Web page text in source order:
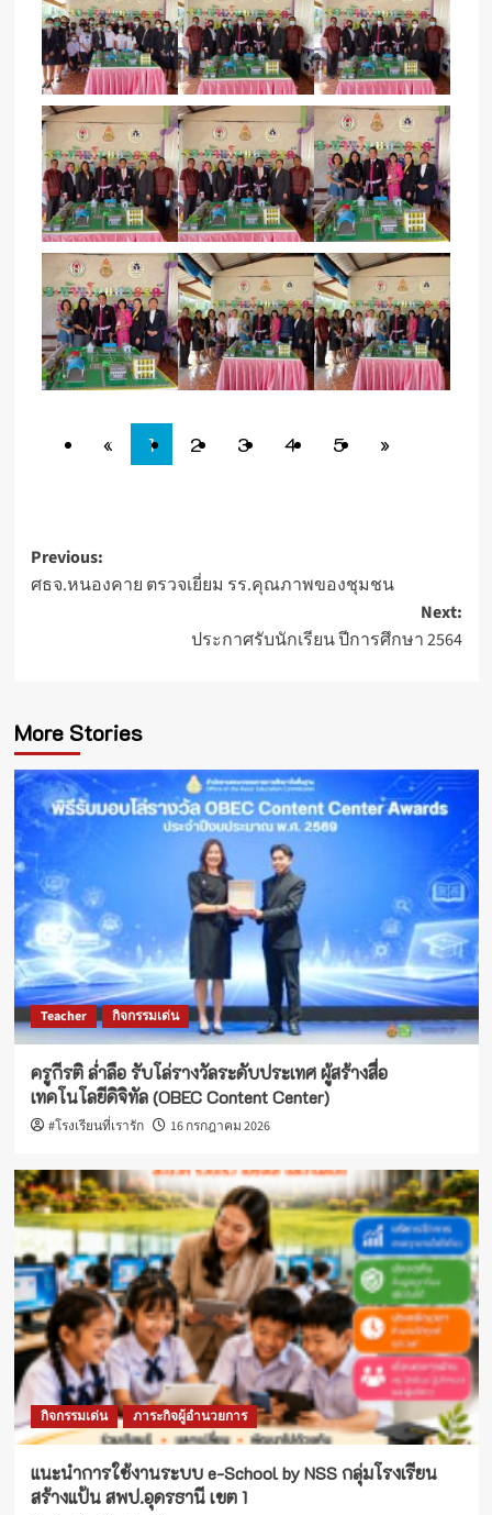
« 1 2 3 4 5 »
Post
navigation
Previous:
ศธจ.หนองคาย ตรวจเยี่ยม รร.คุณภาพของชุมชน
Next:
ประกาศรับนักเรียน ปีการศึกษา 2564
More Stories
Teacher กิจกรรมเด่น
ครูกีรติ ล่ำลือ รับโล่รางวัลระดับประเทศ ผู้สร้างสื่อ
เทคโนโลยีดิจิทัล (OBEC Content Center)
#โรงเรียนที่เรารัก 16 กรกฎาคม 2026
กิจกรรมเด่น ภาระกิจผู้อำนวยการ
แนะนำการใช้งานระบบ e-School by NSS กลุ่มโรงเรียน
สร้างแป้น สพป.อุดรธานี เขต 1